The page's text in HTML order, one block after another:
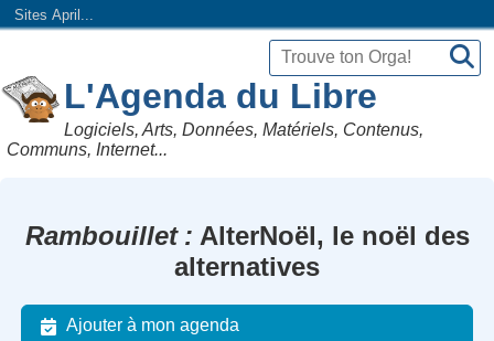
Sites April...
L'Agenda du Libre
Logiciels, Arts, Données, Matériels, Contenus,
Communs, Internet...
Rambouillet
AlterNoël, le noël des
alternatives
Ajouter à mon agenda